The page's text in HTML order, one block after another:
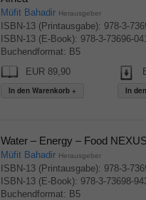
Müfit Bahadir Herausgeber
ISBN-13 (Printausgabe): 978-3-
ISBN-13 (E-Book): 978-3-73696-
Buchendformat: B5
EUR 89,90
Water – Energy – Food
Müfit Bahadir Herausgeber
ISBN-13 (Printausgabe): 978-3-
ISBN-13 (E-Book): 978-3-73698-
Buchendformat: B5